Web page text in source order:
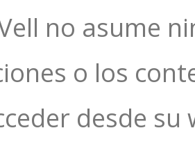
no asume
o los
desde su